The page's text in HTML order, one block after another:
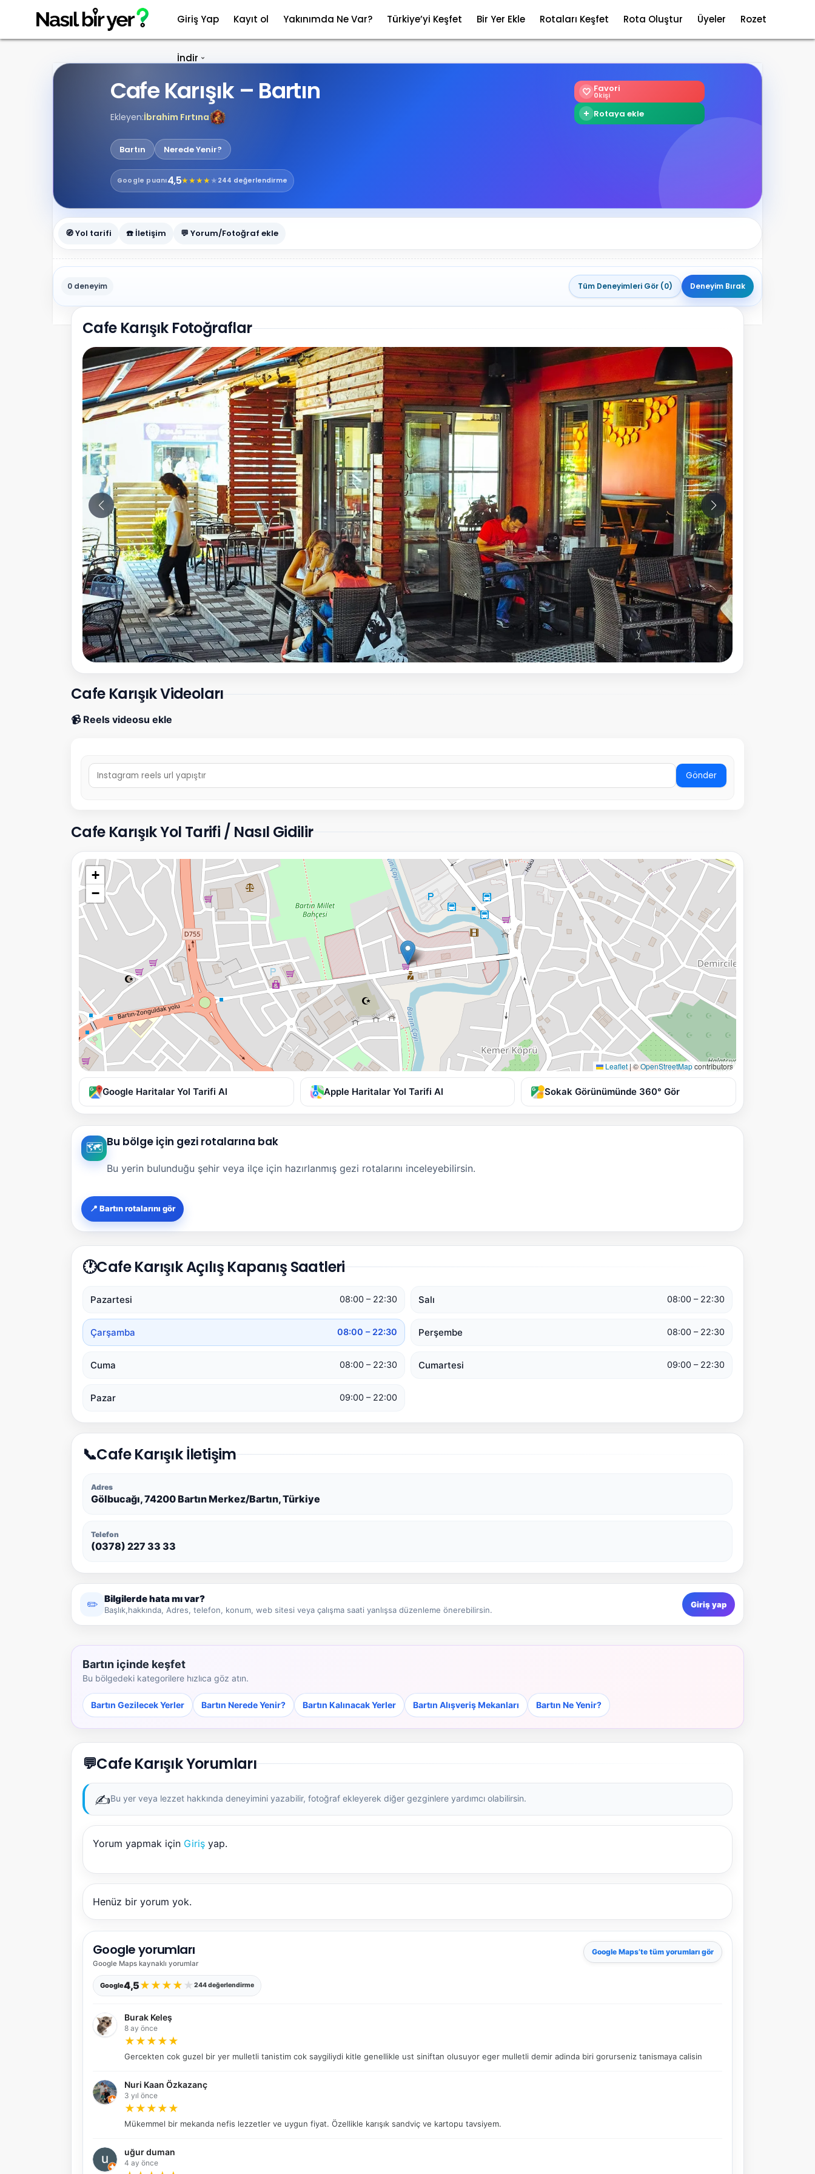
Giriş Yap Kayıt ol Yakınımda Ne Var? Türkiye’yi Keşfet Bir Yer Ekle Rotaları Keşfet Rota Oluştur Üyeler Rozet
İndir
Cafe Karışık – Bartın
Ekleyen:İbrahim Fırtına
Bartın Nerede Yenir?
Google puanı4,5★★★★★ 244 değerlendirme
🤍 Favori
0kişi
+ Rotaya ekle
🧭 Yol tarifi ☎️ İletişim 💬 Yorum/Fotoğraf ekle
0 deneyim Tüm Deneyimleri Gör (0) Deneyim Bırak
Cafe Karışık Fotoğraflar
Fotoğraf
Cafe Karışık Videoları
📹 Reels videosu ekle
Gönder
Cafe Karışık Yol Tarifi / Nasıl Gidilir
+
−
Leaflet|©OpenStreetMapcontributors
Google Haritalar Yol Tarifi Al Apple Haritalar Yol Tarifi Al Sokak Görünümünde 360° Gör
🗺️ Bu bölge için gezi rotalarına bak
Bu yerin bulunduğu şehir veya ilçe için hazırlanmış gezi rotalarını inceleyebilirsin.
📍 Bartın rotalarını gör
🕐Cafe Karışık Açılış Kapanış Saatleri
Pazartesi 08:00 – 22:30 Salı 08:00 – 22:30
Çarşamba 08:00 – 22:30 Perşembe 08:00 – 22:30
Cuma 08:00 – 22:30 Cumartesi 09:00 – 22:30
Pazar 09:00 – 22:00
📞Cafe Karışık İletişim
Adres
Gölbucağı, 74200 Bartın Merkez/Bartın, Türkiye
Telefon
(0378) 227 33 33
✏️ Bilgilerde hata mı var?
Başlık,hakkında, Adres, telefon, konum, web sitesi veya çalışma saati yanlışsa düzenleme önerebilirsin.
Giriş yap
Bartın içinde keşfet
Bu bölgedeki kategorilere hızlıca göz atın.
Bartın Gezilecek Yerler Bartın Nerede Yenir? Bartın Kalınacak Yerler Bartın Alışveriş Mekanları Bartın Ne Yenir?
💬Cafe Karışık Yorumları
✍️Bu yer veya lezzet hakkında deneyimini yazabilir, fotoğraf ekleyerek diğer gezginlere yardımcı olabilirsin.
Yorum yapmak için Giriş yap.
Henüz bir yorum yok.
Google yorumları
Google Maps kaynaklı yorumlar
Google Maps’te tüm yorumları gör
Google4,5★ ★ ★ ★ ★ 244 değerlendirme
Burak Keleş
8 ay önce
★ ★ ★ ★ ★
Gercekten cok guzel bir yer mulletli tanistim cok saygiliydi kitle genellikle ust siniftan olusuyor eger mulletli demir adinda biri gorurseniz tanismaya calisin
Nuri Kaan Özkazanç
3 yıl önce
★ ★ ★ ★ ★
Mükemmel bir mekanda nefis lezzetler ve uygun fiyat. Özellikle karışık sandviç ve kartopu tavsiyem.
uğur duman
4 ay önce